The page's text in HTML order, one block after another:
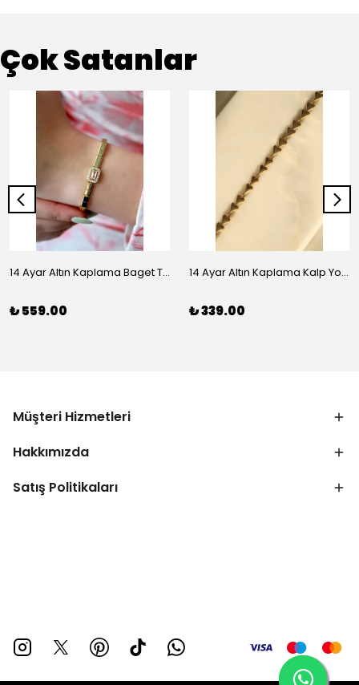
Çok Satanlar
14 Ayar Altın Kaplama Baget Taşlı Vip Bileklik
₺ 559.00
14 Ayar Altın Kaplama Kalp Yolu Bileklik
₺ 339.00
Müşteri Hizmetleri
Hakkımızda
Satış Politikaları